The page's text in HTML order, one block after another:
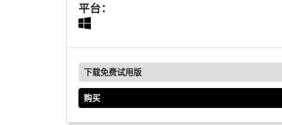
平台：
下载免费试用版
购买